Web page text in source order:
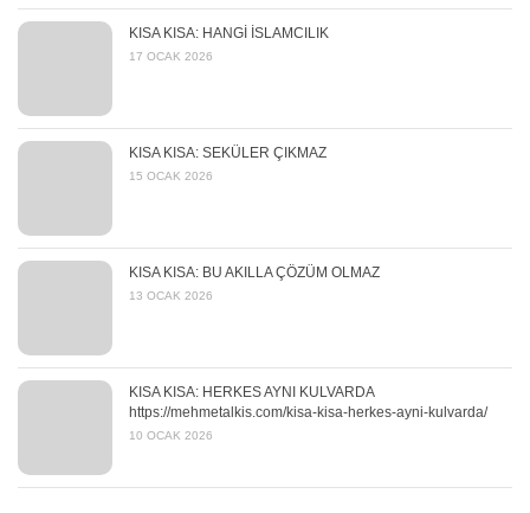
KISA KISA: HANGİ İSLAMCILIK
17 OCAK 2026
KISA KISA: SEKÜLER ÇIKMAZ
15 OCAK 2026
KISA KISA: BU AKILLA ÇÖZÜM OLMAZ
13 OCAK 2026
KISA KISA: HERKES AYNI KULVARDA
https://mehmetalkis.com/kisa-kisa-herkes-ayni-kulvarda/
10 OCAK 2026